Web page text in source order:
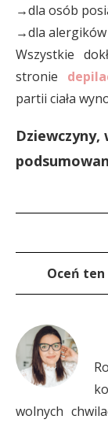
→dla osób
→dla alergików
Wszystkie
stronie
partii ciała
Dziewczyny,
Oceń
wolnych